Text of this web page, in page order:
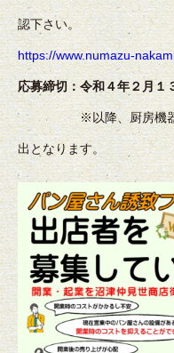
認下さい。
https://www.numazu-
応募締切：令和４年２
※以降、厨房機器は無
出となります。